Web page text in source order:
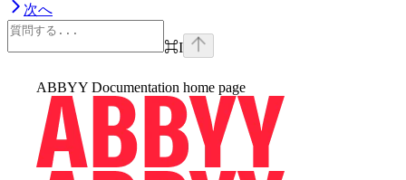
次へ
⌘I
ABBYY Documentation home page